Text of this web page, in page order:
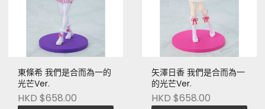
東條希 我們是合而為一的
光芒Ver.
HKD $658.00
矢澤日香 我們是合而為一
的光芒Ver.
HKD $658.00